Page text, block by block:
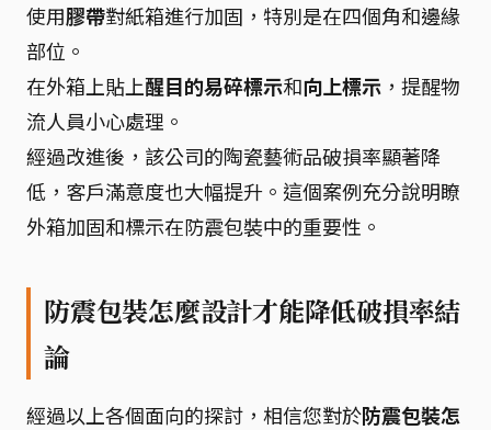
使用膠帶對紙箱進行加固，特別是在四個角和邊緣
部位。
在外箱上貼上醒目的易碎標示和向上標示 ，提醒物
流人員小心處理。
經過改進後，該公司的陶瓷藝術品破損率顯著降
低，客戶滿意度也大幅提升。這個案例充分說明瞭
外箱加固和標示在防震包裝中的重要性。
防震包裝怎麼設計才能降低破損率結
論
經過以上各個面向的探討，相信您對於防震包裝怎